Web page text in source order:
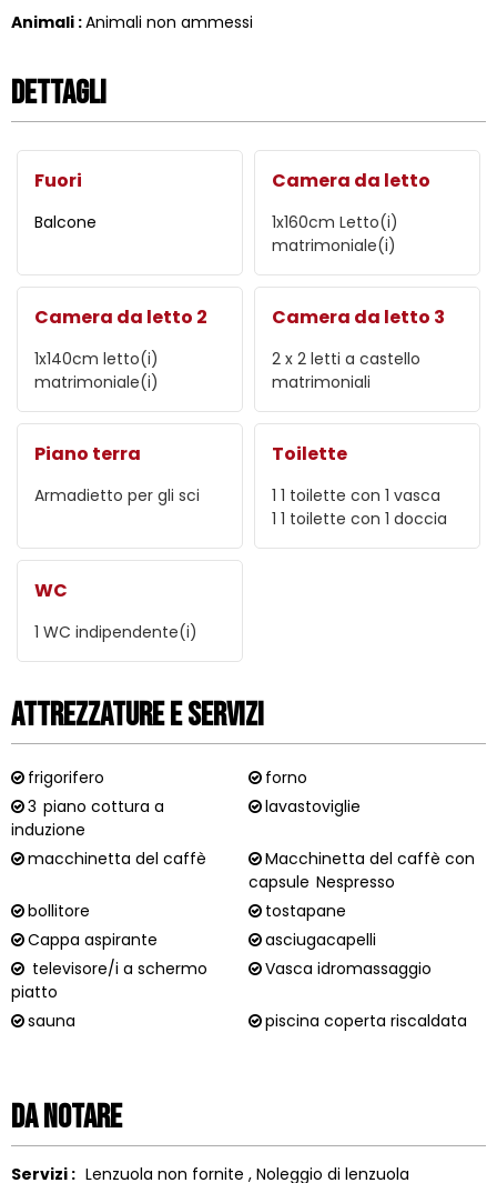
Animali :Animali non ammessi
Dettagli
Fuori
Balcone
Camera da letto
1x160cm Letto(i)
matrimoniale(i)
Camera da letto 2
1x140cm letto(i)
matrimoniale(i)
Camera da letto 3
2 x 2 letti a castello
matrimoniali
Piano terra
Armadietto per gli sci
Toilette
1 1 toilette con 1 vasca
1 1 toilette con 1 doccia
WC
1 WC indipendente(i)
Attrezzature e Servizi
frigorifero
forno
3 piano cottura a
induzione
lavastoviglie
macchinetta del caffè
Macchinetta del caffè con
capsule Nespresso
bollitore
tostapane
Cappa aspirante
asciugacapelli
televisore/i a schermo
piatto
Vasca idromassaggio
sauna piscina coperta riscaldata
Da notare
Servizi : Lenzuola non fornite Noleggio di lenzuola